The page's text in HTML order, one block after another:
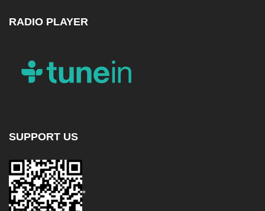
RADIO PLAYER
SUPPORT US
*